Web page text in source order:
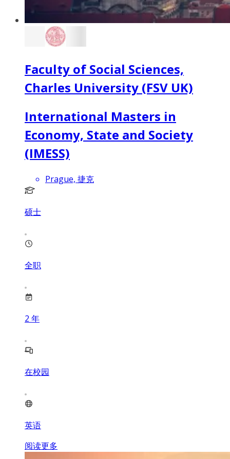
Faculty of Social Sciences,
Charles University (FSV UK)
International Masters in
Economy, State and Society
(IMESS)
Prague, 捷克
硕士
全职
2 年
在校园
英语
阅读更多